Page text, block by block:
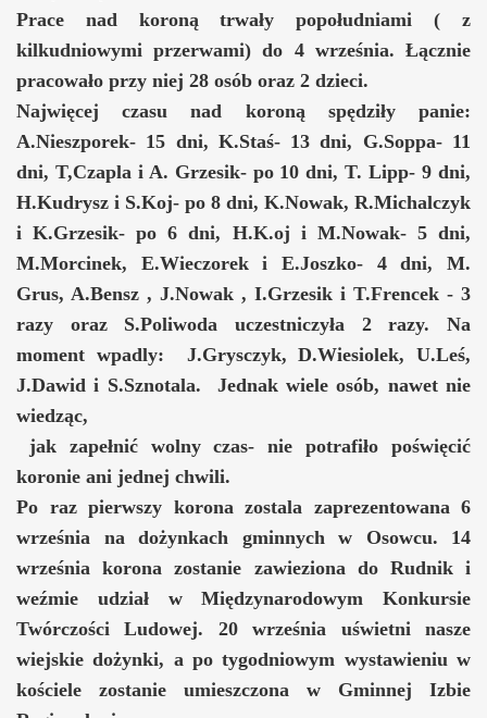
Prace nad koroną trwały popołudniami ( z
kilkudniowymi przerwami) do 4 września. Łącznie
pracowało przy niej 28 osób oraz 2 dzieci.
Najwięcej czasu nad koroną spędziły panie:
A.Nieszporek- 15 dni, K.Staś- 13 dni, G.Soppa- 11
dni, T,Czapla i A. Grzesik- po 10 dni, T. Lipp- 9 dni,
H.Kudrysz i S.Koj- po 8 dni, K.Nowak, R.Michalczyk
i K.Grzesik- po 6 dni, H.K.oj i M.Nowak- 5 dni,
M.Morcinek, E.Wieczorek i E.Joszko- 4 dni, M.
Grus, A.Bensz , J.Nowak , I.Grzesik i T.Frencek - 3
razy oraz S.Poliwoda uczestniczyła 2 razy. Na
moment wpadly: J.Grysczyk, D.Wiesiolek, U.Leś,
J.Dawid i S.Sznotala. Jednak wiele osób, nawet nie
wiedząc,
jak zapełnić wolny czas- nie potrafiło poświęcić
koronie ani jednej chwili.
Po raz pierwszy korona zostala zaprezentowana 6
września na dożynkach gminnych w Osowcu. 14
września korona zostanie zawieziona do Rudnik i
weźmie udział w Międzynarodowym Konkursie
Twórczości Ludowej. 20 września uświetni nasze
wiejskie dożynki, a po tygodniowym wystawieniu w
kościele zostanie umieszczona w Gminnej Izbie